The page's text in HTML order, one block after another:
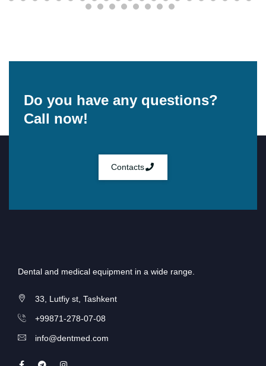
Do you have any questions?
Call now!
Contacts
Dental and medical equipment in a wide range.
33, Lutfiy st, Tashkent
+99871-278-07-08
info@dentmed.com